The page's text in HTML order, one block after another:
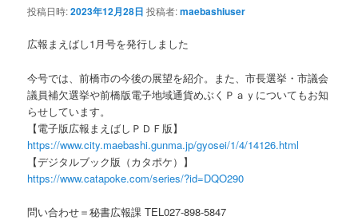
投稿日時:2023年12月28日 投稿者:maebashiuser
広報まえばし1月号を発行しました
今号では、前橋市の今後の展望を紹介。また、市長選挙・市議会
議員補欠選挙や前橋版電子地域通貨めぶくＰａｙについてもお知
らせしています。
【電子版広報まえばしＰＤＦ版】
https://www.city.maebashi.gunma.jp/gyosei/1/4/14126.html
【デジタルブック版（カタポケ）】
https://www.catapoke.com/series/?id=DQO290
問い合わせ＝秘書広報課 TEL027-898-5847